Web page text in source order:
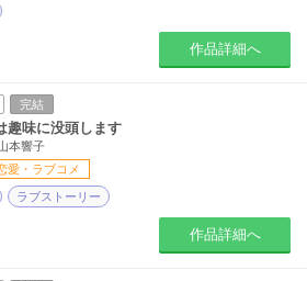
作品詳細へ
完結
趣味に没頭します
本響子
愛・ラブコメ
ラブストーリー
作品詳細へ